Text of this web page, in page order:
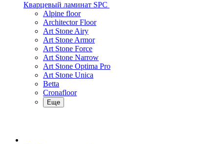
Кварцевый ламинат SPC
Alpine floor
Architector Floor
Art Stone Airy
Art Stone Armor
Art Stone Force
Art Stone Narrow
Art Stone Optima Pro
Art Stone Unica
Betta
Cronafloor
Еще